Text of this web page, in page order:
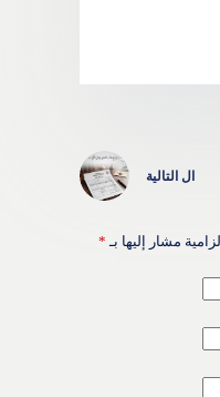
ال التالية
مشار إليها بـ *